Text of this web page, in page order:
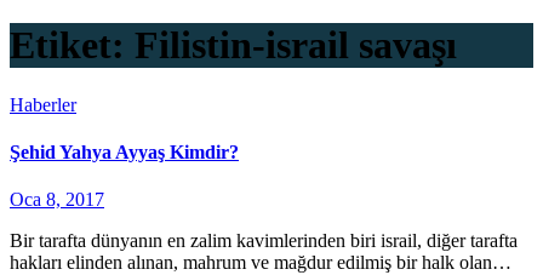
Etiket: Filistin-israil savaşı
Haberler
Şehid Yahya Ayyaş Kimdir?
Oca 8, 2017
Bir tarafta dünyanın en zalim kavimlerinden biri israil, diğer tarafta
hakları elinden alınan, mahrum ve mağdur edilmiş bir halk olan…